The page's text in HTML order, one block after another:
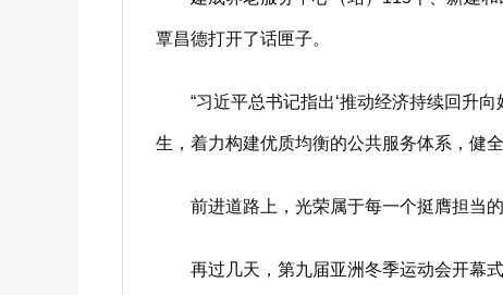
覃昌德打开了话匣子。
“习近平总书记指出‘推动经济持续回升向
生，着力构建优质均衡的公共服务体系，健
前进道路上，光荣属于每一个挺膺担当的
再过几天，第九届亚洲冬季运动会开幕式